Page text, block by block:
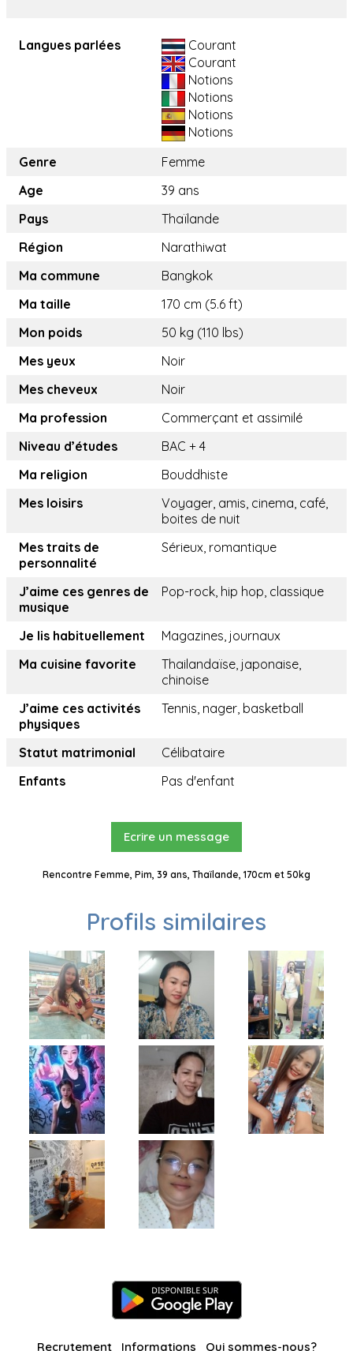
Langues parlées
Courant
Courant
Notions
Notions
Notions
Notions
Genre
Femme
Age
39 ans
Pays
Thaïlande
Région
Narathiwat
Ma commune
Bangkok
Ma taille
170 cm (5.6 ft)
Mon poids
50 kg (110 lbs)
Mes yeux
Noir
Mes cheveux
Noir
Ma profession
Commerçant et assimilé
Niveau d’études
BAC + 4
Ma religion
Bouddhiste
Mes loisirs
Voyager, amis, cinema, café,
boites de nuit
Mes traits de
personnalité
Sérieux, romantique
J’aime ces genres de
musique
Pop-rock, hip hop, classique
Je lis habituellement
Magazines, journaux
Ma cuisine favorite
Thailandaïse, japonaise,
chinoise
J’aime ces activités
physiques
Tennis, nager, basketball
Statut matrimonial
Célibataire
Enfants
Pas d'enfant
Ecrire un message
Rencontre Femme, Pim, 39 ans, Thaïlande, 170cm et 50kg
Profils similaires
Recrutement Informations Qui sommes-nous?